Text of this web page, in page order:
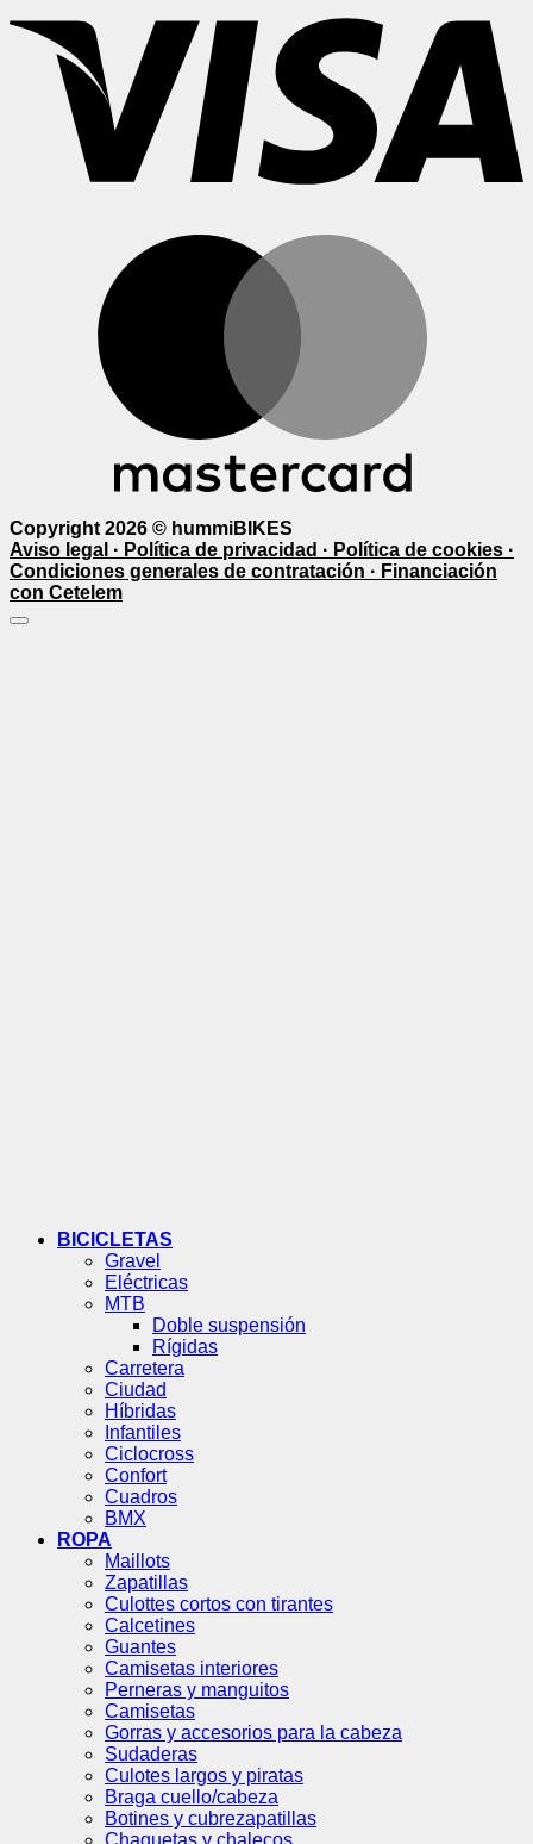
Copyright 2026 © hummiBIKES
Aviso legal · Política de privacidad · Política de cookies ·
Condiciones generales de contratación · Financiación
con Cetelem
BICICLETAS
Gravel
Eléctricas
MTB
Doble suspensión
Rígidas
Carretera
Ciudad
Híbridas
Infantiles
Ciclocross
Confort
Cuadros
BMX
ROPA
Maillots
Zapatillas
Culottes cortos con tirantes
Calcetines
Guantes
Camisetas interiores
Perneras y manguitos
Camisetas
Gorras y accesorios para la cabeza
Sudaderas
Culotes largos y piratas
Braga cuello/cabeza
Botines y cubrezapatillas